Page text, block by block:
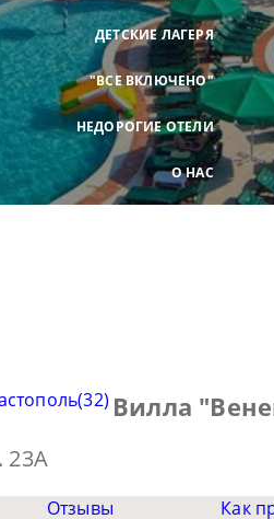
ДЕТСКИЕ ЛАГЕРЯ
"ВСЕ ВКЛЮЧЕНО"
НЕДОРОГИЕ ОТЕЛИ
О НАС
Вилла
23А
Отзывы Как